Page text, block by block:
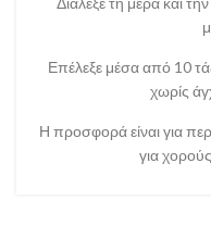
Επέλεξε μέσα από 10
χωρίς
Η προσφορά είναι για
για